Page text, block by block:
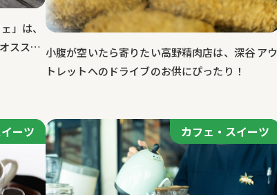
」は、
ススメ 小腹が空いたら寄りたい高野精肉店は、深谷 アウ
トレットへのドライブのお供にぴったり！
ーツ
ーツ カフェ・スイーツ
カフェ・スイーツ